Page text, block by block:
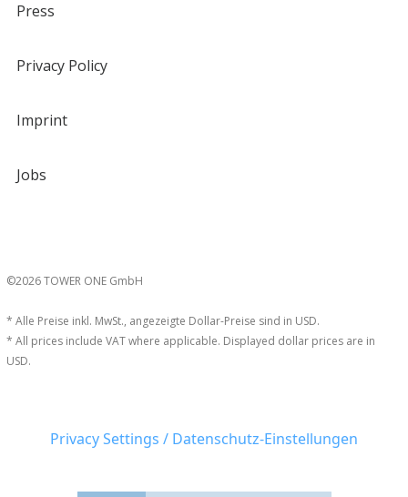
Press
Privacy Policy
Imprint
Jobs
©2026 TOWER ONE GmbH
* Alle Preise inkl. MwSt., angezeigte Dollar-Preise sind in USD.
* All prices include VAT where applicable. Displayed dollar prices are in
USD.
Privacy Settings / Datenschutz-Einstellungen